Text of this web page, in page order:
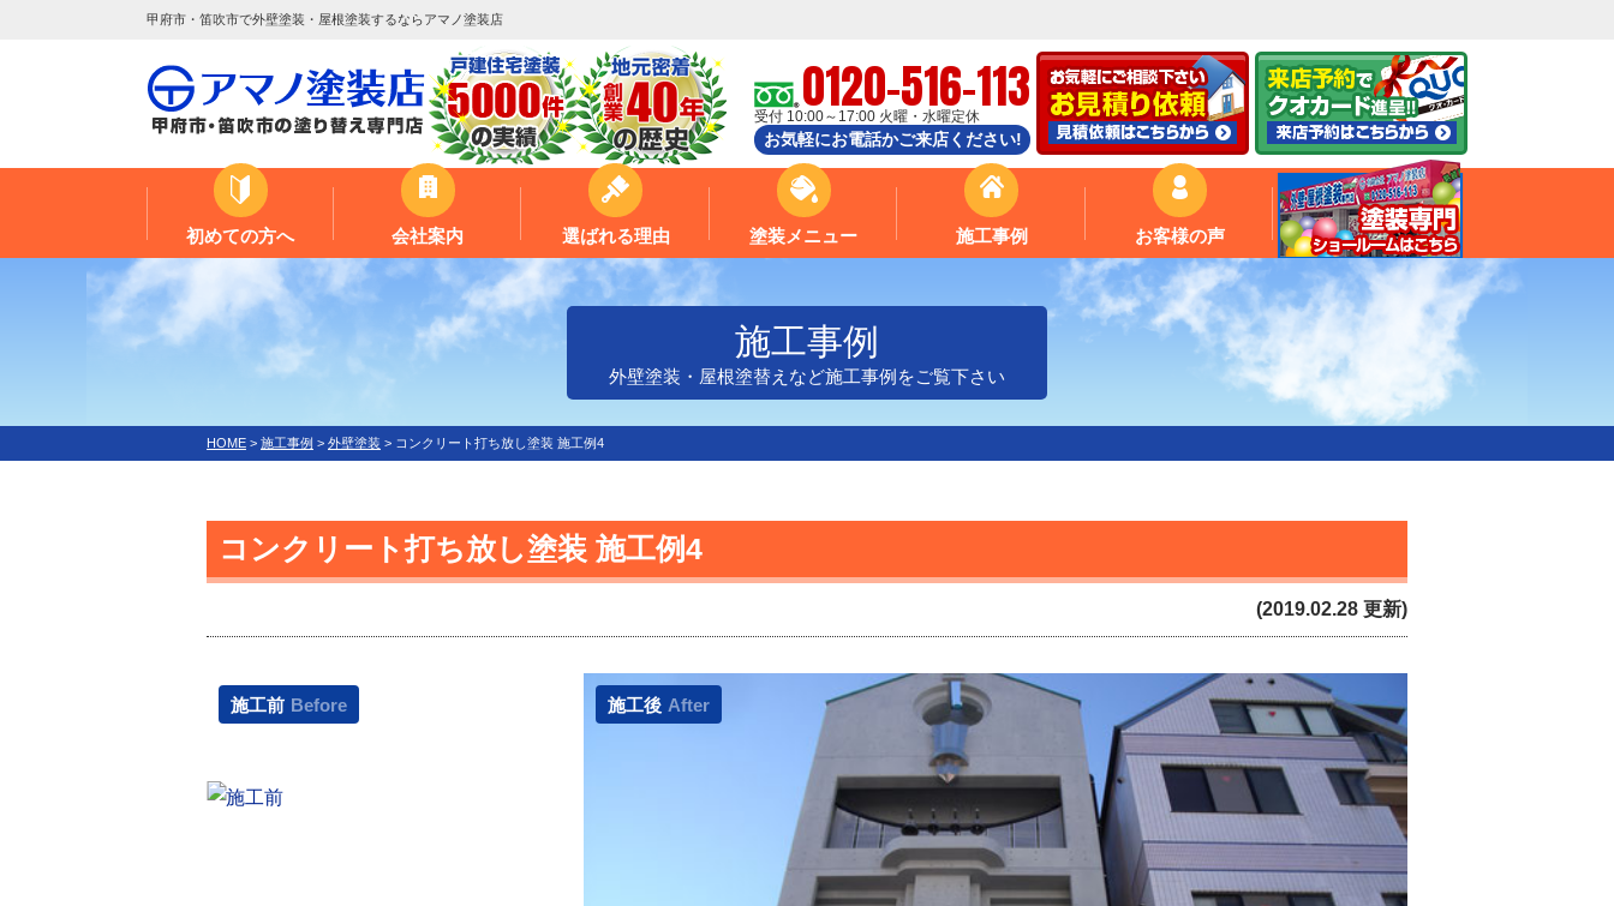
甲府市・笛吹市で外壁塗装・屋根塗装するならアマノ塗装店
0120-516-113
受付 10:00～17:00 火曜・水曜定休
お気軽にお電話かご来店ください!
初めての方へ 会社案内 選ばれる理由 塗装メニュー 施工事例 お客様の声
施工事例
外壁塗装・屋根塗替えなど施工事例をご覧下さい
HOME > 施工事例 > 外壁塗装 > コンクリート打ち放し塗装 施工例4
コンクリート打ち放し塗装 施工例4
(2019.02.28 更新)
施工後 After
施工前 Before